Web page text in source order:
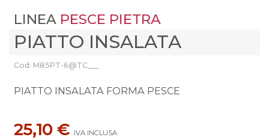
LINEA PESCE PIETRA
PIATTO INSALATA
Cod: M85PT-6@TC___
PIATTO INSALATA FORMA PESCE
25,10 € IVA INCLUSA